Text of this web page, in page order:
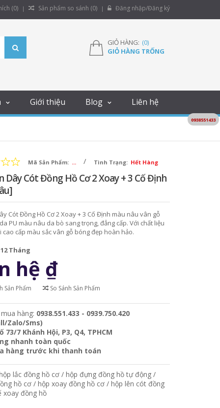
(0) Sản phẩm so sánh (0) Đăng nhập/Đăng ký
GIỎ HÀNG: (0)
GIỎ HÀNG TRỐNG
Giới thiệu Blog Liên hệ
Mã Sản Phẩm: ... / Tình Trạng: Hết Hàng
Dây Cót Đồng Hồ Cơ 2 Xoay + 3 Cố Định
Cót Đồng Hồ Cơ 2 Xoay + 3 Cố Định màu nâu vân gỗ
PU màu nâu da bò sang trọng, đẳng cấp. Với chất liệu
cao cấp màu sắc vân gỗ bóng đẹp hoàn hảo.
12 Tháng
hệ ₫
Sản Phẩm So Sánh Sản Phẩm
mua hàng: 0938.551.433 - 0939.750.420
Zalo/Sms)
73/7 Khánh Hội, P3, Q4, TPHCM
nhanh toàn quốc
hàng trước khi thanh toán
lắc đồng hồ cơ /hộp đựng đồng hồ tự động /
hồ cơ /hộp xoay đồng hồ cơ /hộp lên cót đồng
xoay đồng hồ
0938551433